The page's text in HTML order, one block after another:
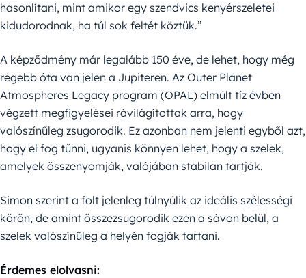
hasonlítani, mint amikor egy szendvics kenyérszeletei
kidudorodnak, ha túl sok feltét köztük.”
A képződmény már legalább 150 éve, de lehet, hogy még
régebb óta van jelen a Jupiteren. Az Outer Planet
Atmospheres Legacy program (OPAL) elmúlt tíz évben
végzett megfigyelései rávilágítottak arra, hogy
valószínűleg zsugorodik. Ez azonban nem jelenti egyből azt,
hogy el fog tűnni, ugyanis könnyen lehet, hogy a szelek,
amelyek összenyomják, valójában stabilan tartják.
Simon szerint a folt jelenleg túlnyúlik az ideális szélességi
körön, de amint összezsugorodik ezen a sávon belül, a
szelek valószínűleg a helyén fogják tartani.
Érdemes elolvasni: